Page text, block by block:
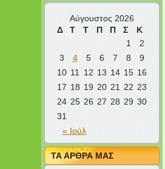
Αύγουστος 2026
Δ
Τ Τ Π Π Σ Κ
« Ιούλ
1
2
3
4 5 6 7 8
9
10 11 12 13 14 15 16
17 18 19 20 21 22 23
24 25 26 27 28 29 30
31
ΤΑ ΑΡΘΡΑ ΜΑΣ